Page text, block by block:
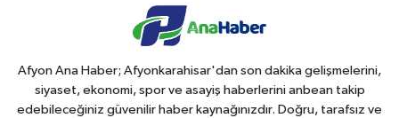
Afyon Ana Haber; Afyonkarahisar'dan son dakika gelişmelerini,
siyaset, ekonomi, spor ve asayiş haberlerini anbean takip
edebileceğiniz güvenilir haber kaynağınızdır. Doğru, tarafsız ve